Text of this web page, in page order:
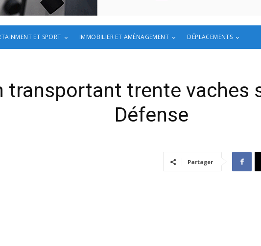
ET SPORT IMMOBILIER ET AMÉNAGEMENT DÉPLACEMENTS
transportant trente vaches
Défense
Partager